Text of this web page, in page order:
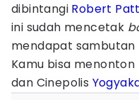
dibintangi Robert
ini sudah mencetak
mendapat sambutan
Kamu bisa menonton
dan Cinepolis